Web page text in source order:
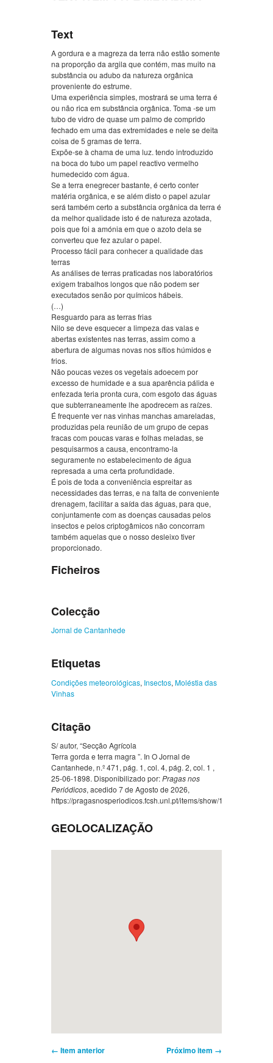
Text
A gordura e a magreza da terra não estão somente
na proporção da argila que contém, mas muito na
substância ou adubo da natureza orgânica
proveniente do estrume.
Uma experiência simples, mostrará se uma terra é
ou não rica em substância orgânica. Toma -se um
tubo de vidro de quase um palmo de comprido
fechado em uma das extremidades e nele se deita
coisa de 5 gramas de terra.
Expõe-se à chama de uma luz. tendo introduzido
na boca do tubo um papel reactivo vermelho
humedecido com água.
Se a terra enegrecer bastante, é certo conter
matéria orgânica, e se além disto o papel azular
será também certo a substância orgânica da terra é
da melhor qualidade isto é de natureza azotada,
pois que foi a amónia em que o azoto dela se
converteu que fez azular o papel.
Processo fácil para conhecer a qualidade das
terras
As análises de terras praticadas nos laboratórios
exigem trabalhos longos que não podem ser
executados senão por químicos hábeis.
(…)
Resguardo para as terras frias
Nilo se deve esquecer a limpeza das valas e
abertas existentes nas terras, assim como a
abertura de algumas novas nos sítios húmidos e
frios.
Não poucas vezes os vegetais adoecem por
excesso de humidade e a sua aparência pálida e
enfezada teria pronta cura, com esgoto das águas
que subterraneamente lhe apodrecem as raízes.
É frequente ver nas vinhas manchas amareladas,
produzidas pela reunião de um grupo de cepas
fracas com poucas varas e folhas meladas, se
pesquisarmos a causa, encontramo-la
seguramente no estabelecimento de água
represada a uma certa profundidade.
É pois de toda a conveniência espreitar as
necessidades das terras, e na falta de conveniente
drenagem, facilitar a saída das águas, para que,
conjuntamente com as doenças causadas pelos
insectos e pelos criptogâmicos não concorram
também aquelas que o nosso desleixo tiver
proporcionado.
Ficheiros
Colecção
Jornal de Cantanhede
Etiquetas
Condições meteorológicas, Insectos, Moléstia das
Vinhas
Citação
S/ autor, “Secção Agrícola
Terra gorda e terra magra ”. In O Jornal de
Cantanhede, n.º 471, pág. 1, col. 4, pág. 2, col. 1 ,
25-06-1898. Disponibilizado por:Pragas nos
Periódicos, acedido 7 de Agosto de 2026,
https://pragasnosperiodicos.fcsh.unl.pt/items/show/1159
GEOLOCALIZAÇÃO
← Item anterior Próximo item →